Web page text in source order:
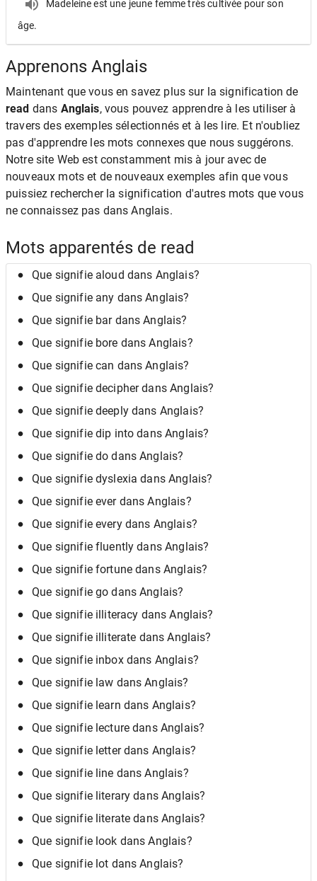
Madeleine est une jeune femme très cultivée pour son
âge.
Apprenons Anglais
Maintenant que vous en savez plus sur la signification de
read dans Anglais, vous pouvez apprendre à les utiliser à
travers des exemples sélectionnés et à les lire. Et n'oubliez
pas d'apprendre les mots connexes que nous suggérons.
Notre site Web est constamment mis à jour avec de
nouveaux mots et de nouveaux exemples afin que vous
puissiez rechercher la signification d'autres mots que vous
ne connaissez pas dans Anglais.
Mots apparentés de read
Que signifie aloud dans Anglais?
Que signifie any dans Anglais?
Que signifie bar dans Anglais?
Que signifie bore dans Anglais?
Que signifie can dans Anglais?
Que signifie decipher dans Anglais?
Que signifie deeply dans Anglais?
Que signifie dip into dans Anglais?
Que signifie do dans Anglais?
Que signifie dyslexia dans Anglais?
Que signifie ever dans Anglais?
Que signifie every dans Anglais?
Que signifie fluently dans Anglais?
Que signifie fortune dans Anglais?
Que signifie go dans Anglais?
Que signifie illiteracy dans Anglais?
Que signifie illiterate dans Anglais?
Que signifie inbox dans Anglais?
Que signifie law dans Anglais?
Que signifie learn dans Anglais?
Que signifie lecture dans Anglais?
Que signifie letter dans Anglais?
Que signifie line dans Anglais?
Que signifie literary dans Anglais?
Que signifie literate dans Anglais?
Que signifie look dans Anglais?
Que signifie lot dans Anglais?